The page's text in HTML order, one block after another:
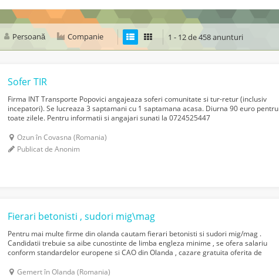
Persoană Companie 1 - 12 de 458 anunturi
Sofer TIR
Firma INT Transporte Popovici angajeaza soferi comunitate si tur-retur (inclusiv
incepatori). Se lucreaza 3 saptamani cu 1 saptamana acasa. Diurna 90 euro pentru
toate zilele. Pentru informatii si angajari sunati la 0724525447
Ozun în Covasna (Romania)
Publicat de Anonim
Fierari betonisti , sudori mig\mag
Pentru mai multe firme din olanda cautam fierari betonisti si sudori mig/mag .
Candidatii trebuie sa aibe cunostinte de limba engleza minime , se ofera salariu
conform standardelor europene si CAO din Olanda , cazare gratuita oferita de
Gemert în Olanda (Romania)